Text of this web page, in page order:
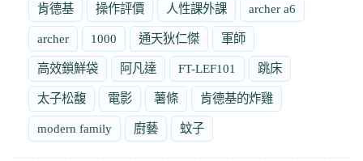
肯德基 操作評價 人性課外課 archer a6
archer 1000 通天狄仁傑 軍師
高效鎖鮮袋 阿凡達 FT-LEF101 跳床
太子松馥 電影 薯條 肯德基的炸雞
modern family 廚藝 蚊子